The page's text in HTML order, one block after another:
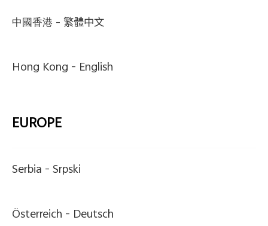
中國香港 -繁體中文
Hong Kong - English
EUROPE
Serbia -Srpski
Österreich - Deutsch